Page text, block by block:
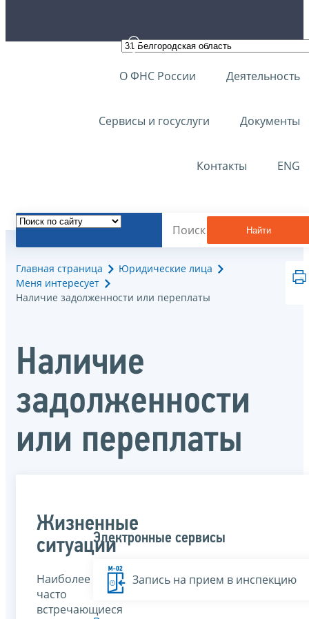
О ФНС России Деятельность
Сервисы и госуслуги Документы
Контакты ENG
Найти
Главная страница
Юридические лица
Меня интересует
Наличие задолженности или переплаты
Наличие
задолженности
или переплаты
Жизненные
ситуации
Наиболее
часто
встречающиеся
Электронные сервисы
Запись на прием в инспекцию